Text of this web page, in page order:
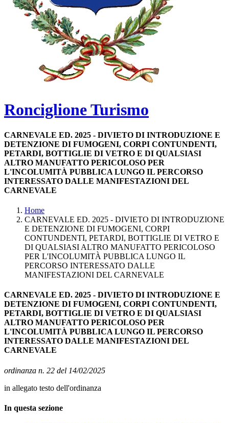
Ronciglione Turismo
CARNEVALE ED. 2025 - DIVIETO DI INTRODUZIONE E
DETENZIONE DI FUMOGENI, CORPI CONTUNDENTI,
PETARDI, BOTTIGLIE DI VETRO E DI QUALSIASI
ALTRO MANUFATTO PERICOLOSO PER
L'INCOLUMITÀ PUBBLICA LUNGO IL PERCORSO
INTERESSATO DALLE MANIFESTAZIONI DEL
CARNEVALE
Home
CARNEVALE ED. 2025 - DIVIETO DI INTRODUZIONE
E DETENZIONE DI FUMOGENI, CORPI
CONTUNDENTI, PETARDI, BOTTIGLIE DI VETRO E
DI QUALSIASI ALTRO MANUFATTO PERICOLOSO
PER L'INCOLUMITÀ PUBBLICA LUNGO IL
PERCORSO INTERESSATO DALLE
MANIFESTAZIONI DEL CARNEVALE
CARNEVALE ED. 2025 - DIVIETO DI INTRODUZIONE E
DETENZIONE DI FUMOGENI, CORPI CONTUNDENTI,
PETARDI, BOTTIGLIE DI VETRO E DI QUALSIASI
ALTRO MANUFATTO PERICOLOSO PER
L'INCOLUMITÀ PUBBLICA LUNGO IL PERCORSO
INTERESSATO DALLE MANIFESTAZIONI DEL
CARNEVALE
ordinanza n. 22 del 14/02/2025
in allegato testo dell'ordinanza
In questa sezione